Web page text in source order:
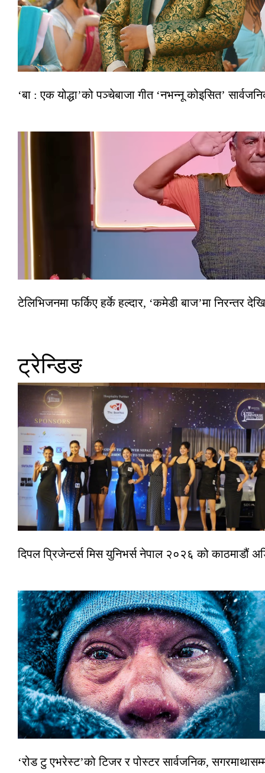
‘बा : एक योद्धा’को पञ्चेबाजा गीत ‘नभन्नू कोइसित’
टेलिभिजनमा फर्किए हर्के हल्दार, ‘कमेडी बाज’मा निरन्तर
ट्रेन्डिङ
दिपल प्रिजेन्टर्स मिस युनिभर्स नेपाल २०२६ को काठमाडौं
‘रोड टु एभरेस्ट’को टिजर र पोस्टर सार्वजनिक,